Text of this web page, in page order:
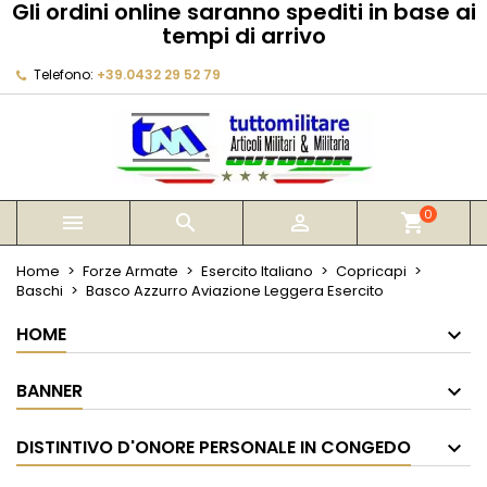
Gli ordini online saranno spediti in base ai
tempi di arrivo
Telefono: +39.0432 29 52 79
   shopping_cart0
Home Forze Armate Esercito Italiano
Copricapi
Baschi
Basco Azzurro Aviazione Leggera Esercito
HOME
BANNER
DISTINTIVO D'ONORE PERSONALE IN CONGEDO
My wishlists
add_circle_outline Create new list
Crea lista dei desideri
Annulla Crea lista dei desideri
Devi avere effettuato l'accesso per salvare dei
prodotti nella tua lista dei desideri.
Annulla